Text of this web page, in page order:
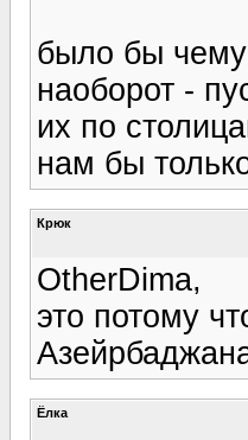
было бы чему
наоборот -
их по
нам бы
Крюк
OtherDima,
это потому
Ёлка